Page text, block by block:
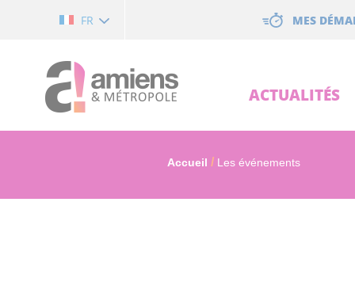
FR MES
ACTUALITÉS
Accueil Les événements